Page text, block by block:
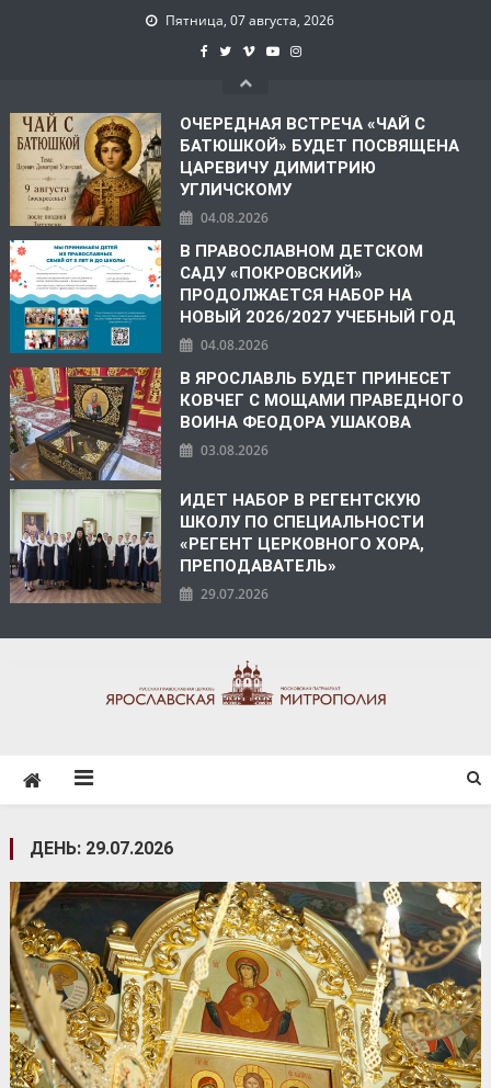
Пятница, 07 августа, 2026
ОЧЕРЕДНАЯ ВСТРЕЧА «ЧАЙ С
БАТЮШКОЙ» БУДЕТ ПОСВЯЩЕНА
ЦАРЕВИЧУ ДИМИТРИЮ
УГЛИЧСКОМУ
04.08.2026
В ПРАВОСЛАВНОМ ДЕТСКОМ
САДУ «ПОКРОВСКИЙ»
ПРОДОЛЖАЕТСЯ НАБОР НА
НОВЫЙ 2026/2027 УЧЕБНЫЙ ГОД
04.08.2026
В ЯРОСЛАВЛЬ БУДЕТ ПРИНЕСЕТ
КОВЧЕГ С МОЩАМИ ПРАВЕДНОГО
ВОИНА ФЕОДОРА УШАКОВА
03.08.2026
ИДЕТ НАБОР В РЕГЕНТСКУЮ
ШКОЛУ ПО СПЕЦИАЛЬНОСТИ
«РЕГЕНТ ЦЕРКОВНОГО ХОРА,
ПРЕПОДАВАТЕЛЬ»
29.07.2026
ДЕНЬ: 29.07.2026